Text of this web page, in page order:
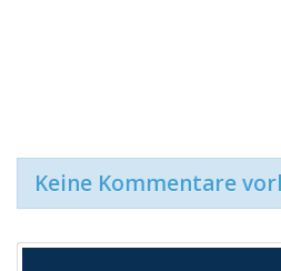
Keine Kommentare